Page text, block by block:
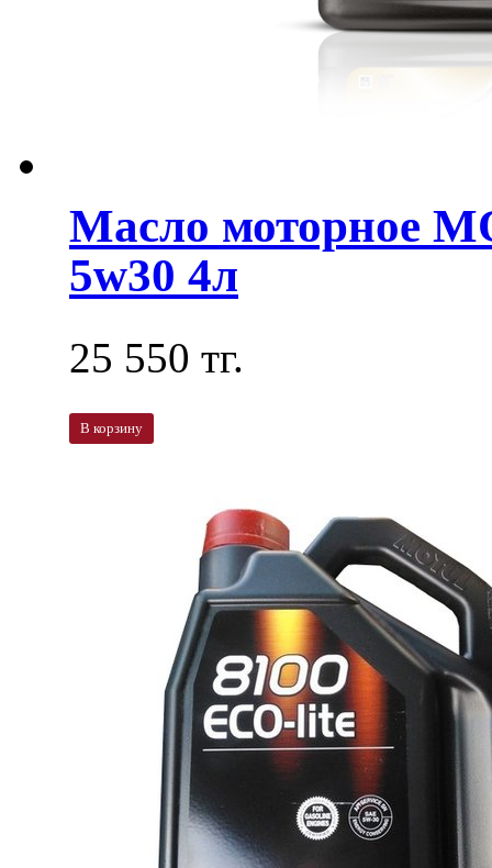
Масло моторное
5w30 4л
25 550 тг.
В корзину